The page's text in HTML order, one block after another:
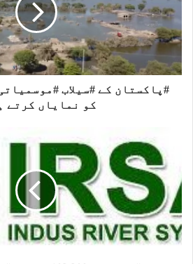
o
o
k
e
r
a
m
#پاکستان کے #سیلاب
کو نمایاں کرتے